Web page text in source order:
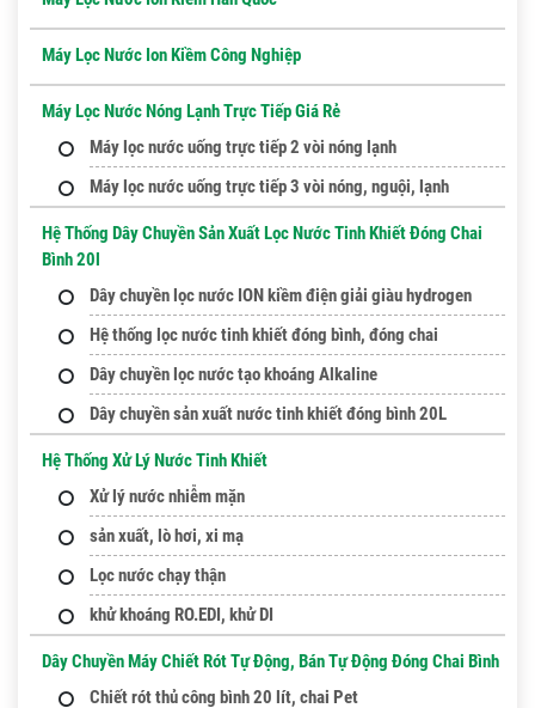
Máy Lọc Nước Ion Kiềm Công Nghiệp
Máy Lọc Nước Nóng Lạnh Trực Tiếp Giá Rẻ
Máy lọc nước uống trực tiếp 2 vòi nóng lạnh
Máy lọc nước uống trực tiếp 3 vòi nóng, nguội, lạnh
Hệ Thống Dây Chuyền Sản Xuất Lọc Nước Tinh Khiết Đóng Chai
Bình 20l
Dây chuyền lọc nước ION kiềm điện giải giàu hydrogen
Hệ thống lọc nước tinh khiết đóng bình, đóng chai
Dây chuyền lọc nước tạo khoáng Alkaline
Dây chuyền sản xuất nước tinh khiết đóng bình 20L
Hệ Thống Xử Lý Nước Tinh Khiết
Xử lý nước nhiễm mặn
sản xuất, lò hơi, xi mạ
Lọc nước chạy thận
khử khoáng RO.EDI, khử DI
Dây Chuyền Máy Chiết Rót Tự Động, Bán Tự Động Đóng Chai Bình
Chiết rót thủ công bình 20 lít, chai Pet